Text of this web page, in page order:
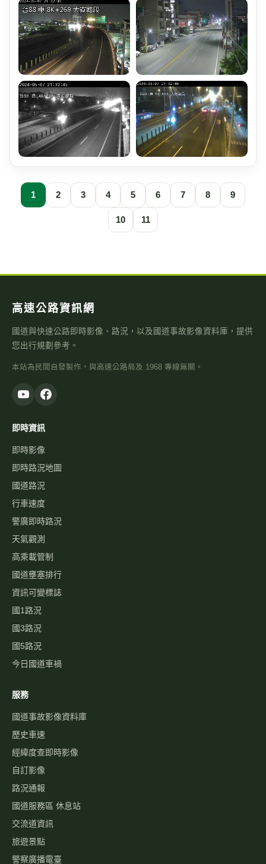
1 2 3 4 5 6 7 8 9
10 11
高速公路資訊網
國道與快速公路即時影像、路況，以及國道事故影像資料庫，提供
您出行規劃參考。
本站為民間自發製作，與高速公路局及 1968 專線無關。
即時資訊
即時影像
即時路況地圖
國道路況
行車速度
警廣即時路況
天氣觀測
高乘載管制
國道壅塞排行
資訊可變標誌
國1路況
國3路況
國5路況
今日國道車禍
服務
國道事故影像資料庫
歷史車速
經緯度查即時影像
自訂影像
路況通報
國道服務區 休息站
交流道資訊
旅遊景點
警察廣播電臺